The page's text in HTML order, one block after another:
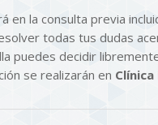
en la consulta previa
todas tus dudas
puedes decidir
se realizarán en